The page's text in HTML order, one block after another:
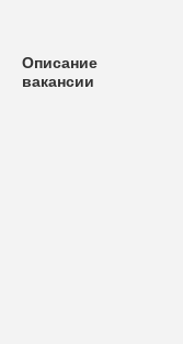
Описание
вакансии